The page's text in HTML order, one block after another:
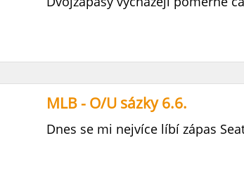
MLB - O/U sázky 6.6.
Dnes se mi nejvíce líbí zápas